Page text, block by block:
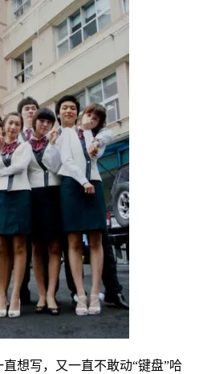
想写，又一直不敢动“键盘”哈